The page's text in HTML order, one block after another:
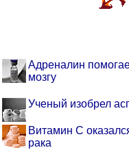
Адреналин
мозгу
Ученый изобрел
Витамин С
рака